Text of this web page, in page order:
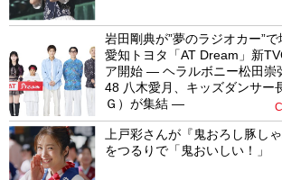
岩田剛典が”夢のラジオカー”で
愛知トヨタ「AT Dream」新
ア開始 ― ヘラルボニー松田崇
48 八木愛月、キッズダンサー
Ｇ）が集結 ―
上戸彩さんが『鬼おろし豚し
をつるりで「鬼おいしい！」